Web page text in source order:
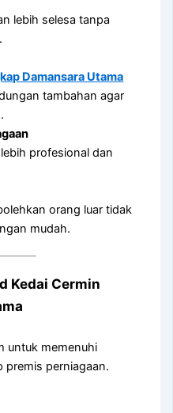
lebih selesa tanpa
Damansara Utama
tambahan agar
profesional dan
orang luar tidak
mudah.
Kedai Cermin
untuk memenuhi
premis perniagaan.